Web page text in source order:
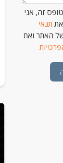
זה, אני
תנאי
האתר ואת